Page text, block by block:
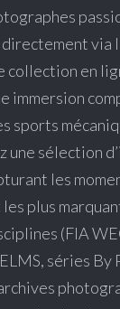
via
collection en
immersion
sports
une sélection
les
plus
(FIA
séries By